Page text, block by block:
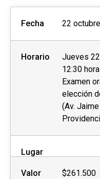
Fecha 22
Horario
Jueves
12:30
Examen
elección
(Av.
Lugar
Valor $261.500